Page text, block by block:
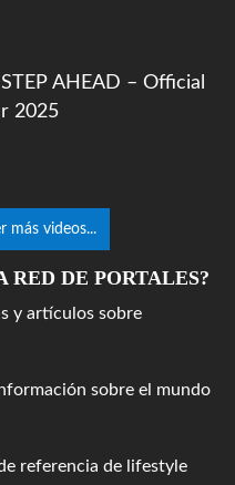
AHEAD – Official
2025
más videos...
RED DE PORTALES?
y artículos sobre
sobre el mundo
referencia de lifestyle